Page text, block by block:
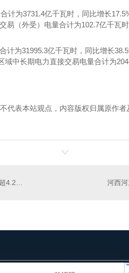
计为3731.4亿千瓦时，同比增长
易（外受）电量合计为102.7亿千瓦时
计为31995.3亿千瓦时，同比增长
中长期电力直接交易电量合计为
代表本站观点，内容版权归属原作
2022年新增减税降费及退税缓税缓费超4.2万亿元